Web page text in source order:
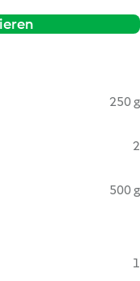
250 g
2
500 g
1